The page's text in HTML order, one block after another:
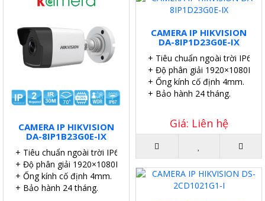
CAMERA IP HIKVISION
DA-8IP1B23G0E-IX
+ Tiêu chuẩn ngoài trời IP67.
+ Độ phân giải 1920×1080P.
+ Ống kính cố định 4mm.
+ Bảo hành 24 tháng.
CAMERA IP HIKVISION
DA-8IP1D23G0E-IX
+ Tiêu chuẩn ngoài trời IP67.
+ Độ phân giải 1920×1080P.
+ Ống kính cố định 4mm.
+ Bảo hành 24 tháng.
Giá: Liên hệ